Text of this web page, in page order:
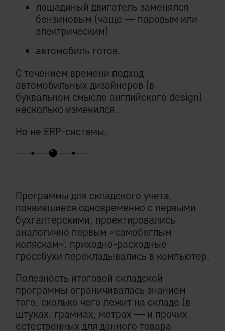
лошадиный двигатель заменялся
бензиновым (чаще — паровым или
электрическим)
автомобиль готов.
С течением времени подход
автомобильных дизайнеров (в
буквальном смысле английского design)
несколько изменился.
Но не ERP-системы.
Программы для складского учета,
появившиеся одновременно с первыми
бухгалтерскими, проектировались
аналогично первым «самобеглым
коляскам»: приходно-расходные
гроссбухи перекладывались в компьютер.
Полезность итоговой складской
программы ограничивалась знанием
того, сколько чего лежит на складе (в
штуках, граммах, метрах — и прочих
естественных для данного товара